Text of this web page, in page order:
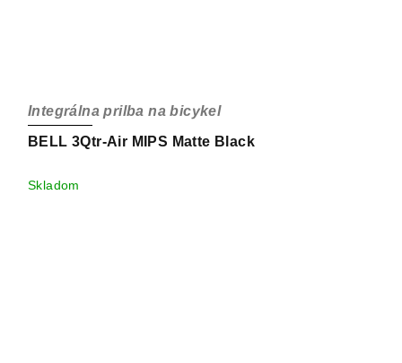
BELL 3Qtr-Air MIPS Matte Black
Integrálna prilba na bicykel
Skladom